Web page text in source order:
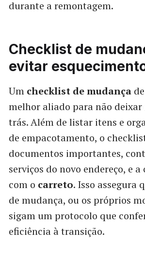
durante a remontagem.
Checklist de
evitar
Um checklist de mudança
melhor aliado para não deixar
trás. Além de listar itens e
de empacotamento, o
documentos importantes,
serviços do novo endereço, e
com o carreto. Isso assegura
de mudança, ou os próprios
sigam um protocolo que
eficiência à transição.